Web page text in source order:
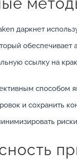
даркнет
ссылку на
способом
и сохранить